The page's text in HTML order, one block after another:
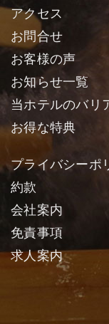
アクセス
お問合せ
お客様の声
お知らせ一覧
当ホテルのバリ
お得な特典
プライバシーポ
約款
会社案内
免責事項
求人案内